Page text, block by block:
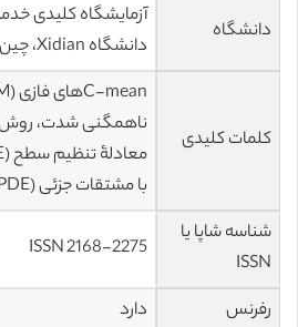
دانشگاه
آزمایشگاه کلیدی
دانشگاه Xidian، چین
کلمات کلیدی
با مشتقات جزئی (PDE)
شناسه شاپا یا
ISSN
ISSN 2168-2275
رفرنس
دارد